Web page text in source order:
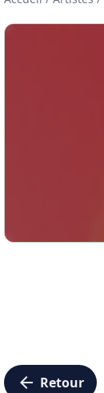
arrow_left Retour